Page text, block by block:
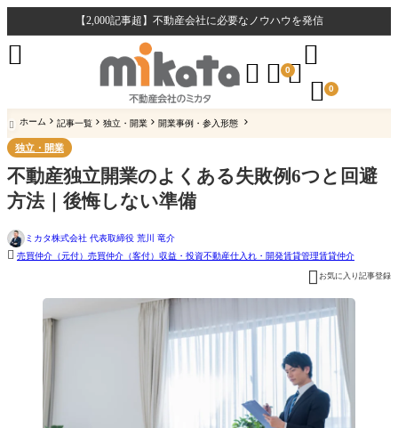
【2,000記事超】不動産会社に必要なノウハウを発信
  0

 0

 ホーム 記事一覧 独立・開業 開業事例・参入形態
独立・開業
不動産独立開業のよくある失敗例6つと回避
方法｜後悔しない準備
ミカタ株式会社 代表取締役 荒川 竜介
 売買仲介（元付） 売買仲介（客付） 収益・投資不動産仕入れ・開発賃貸管理賃貸仲介
 お気に入り記事登録